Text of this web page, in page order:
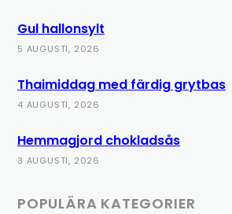
Gul hallonsylt
5 AUGUSTI, 2026
Thaimiddag med färdig grytbas
4 AUGUSTI, 2026
Hemmagjord chokladsås
3 AUGUSTI, 2026
POPULÄRA KATEGORIER